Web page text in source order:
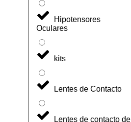
Hipotensores
Oculares
kits
Lentes de Contacto
Lentes de contacto de